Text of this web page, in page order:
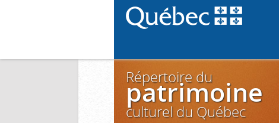
Répertoire du
patrimoine
culturel du Québec